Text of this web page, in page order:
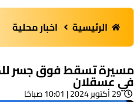
الرئيسية اخبار محلية
تسقط فوق جسر